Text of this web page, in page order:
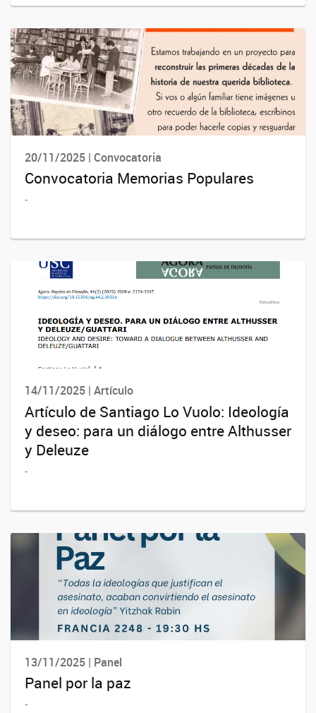
20/11/2025 | Convocatoria
Convocatoria Memorias Populares
-
14/11/2025 | Artículo
Artículo de Santiago Lo Vuolo: Ideología
y deseo: para un diálogo entre Althusser
y Deleuze
-
13/11/2025 | Panel
Panel por la paz
-